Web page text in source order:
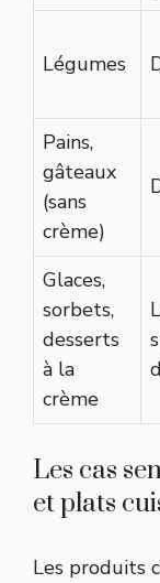
Légumes
Pains,
gâteaux
(sans
crème)
Glaces,
sorbets,
desserts
à la
crème
Les cas
et plats
Les produits